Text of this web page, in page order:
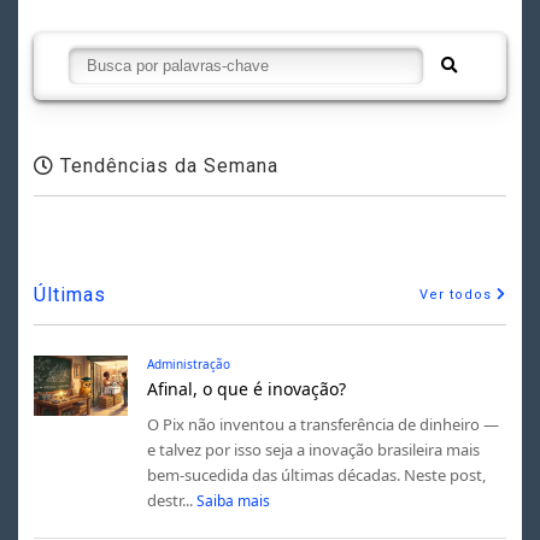
Tendências da Semana
Últimas Ver todos
Administração
Afinal, o que é inovação?
O Pix não inventou a transferência de dinheiro —
e talvez por isso seja a inovação brasileira mais
bem-sucedida das últimas décadas. Neste post,
destr... Saiba mais